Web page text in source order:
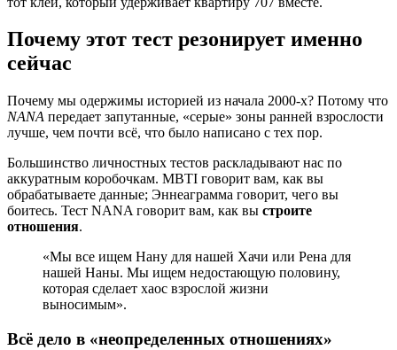
Почему этот тест резонирует именно
сейчас
Почему мы одержимы историей из начала 2000-х? Потому что
NANA передает запутанные, «серые» зоны ранней взрослости
лучше, чем почти всё, что было написано с тех пор.
Большинство личностных тестов раскладывают нас по
аккуратным коробочкам. MBTI говорит вам, как вы
обрабатываете данные; Эннеаграмма говорит, чего вы
боитесь. Тест NANA говорит вам, как вы строите
отношения.
«Мы все ищем Нану для нашей Хачи или Рена для
нашей Наны. Мы ищем недостающую половину,
которая сделает хаос взрослой жизни
выносимым».
Всё дело в «неопределенных отношениях»